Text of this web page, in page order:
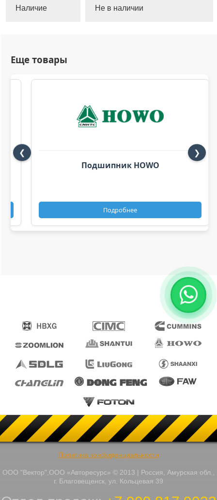
Наличие Не в наличии
Политика конфиденциальности
ООО "Вектор",ООО «Авторесурс» © 2013 | Россия, Амурская обл.,
г. Благовещенск, ул. Кольцевая 39